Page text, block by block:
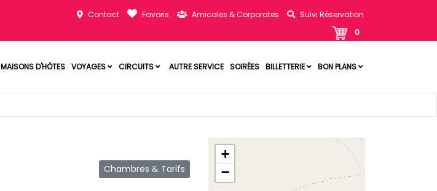
Contact Favoris Amicales & Corporates Suivi Réservation
0
MAISONS D'HÔTES VOYAGES CIRCUITS AUTRE SERVICE SOIRÉES BILLETTERIE BON PLANS
Chambres & Tarifs
+
−